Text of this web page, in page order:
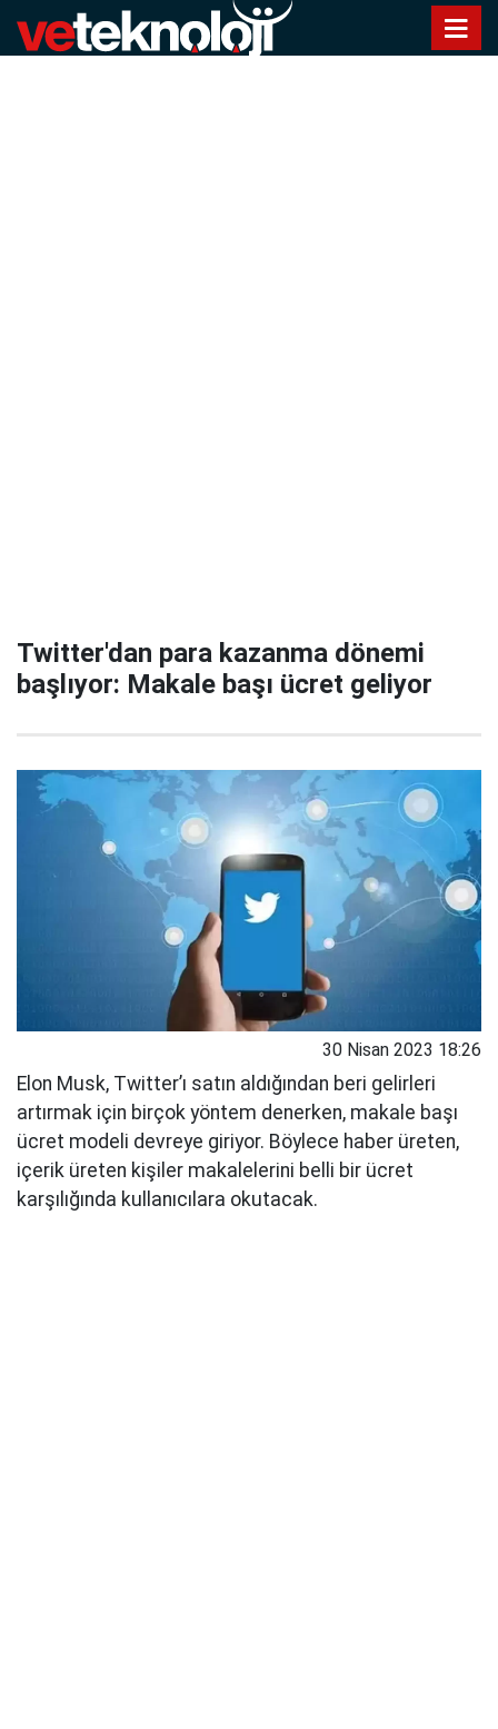
Twitter'dan para kazanma dönemi
başlıyor: Makale başı ücret geliyor
30 Nisan 2023 18:26
Elon Musk, Twitter’ı satın aldığından beri gelirleri
artırmak için birçok yöntem denerken, makale başı
ücret modeli devreye giriyor. Böylece haber üreten,
içerik üreten kişiler makalelerini belli bir ücret
karşılığında kullanıcılara okutacak.